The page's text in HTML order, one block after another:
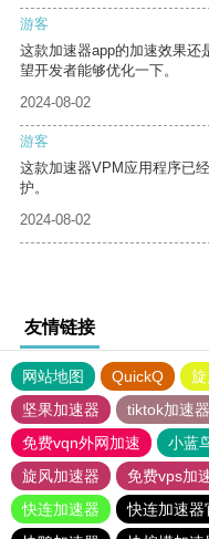
游客
这款加速器app的加速效果还
望开发者能够优化一下。
2024-08-02
游客
这款加速器VPM应用程序已
护。
2024-08-02
友情链接
网站地图 QuickQ
坚果加速器
tiktok加速器
免费vqn外网加速
小蓝
旋风加速器
免费vps加
快连加速器
快连加速器